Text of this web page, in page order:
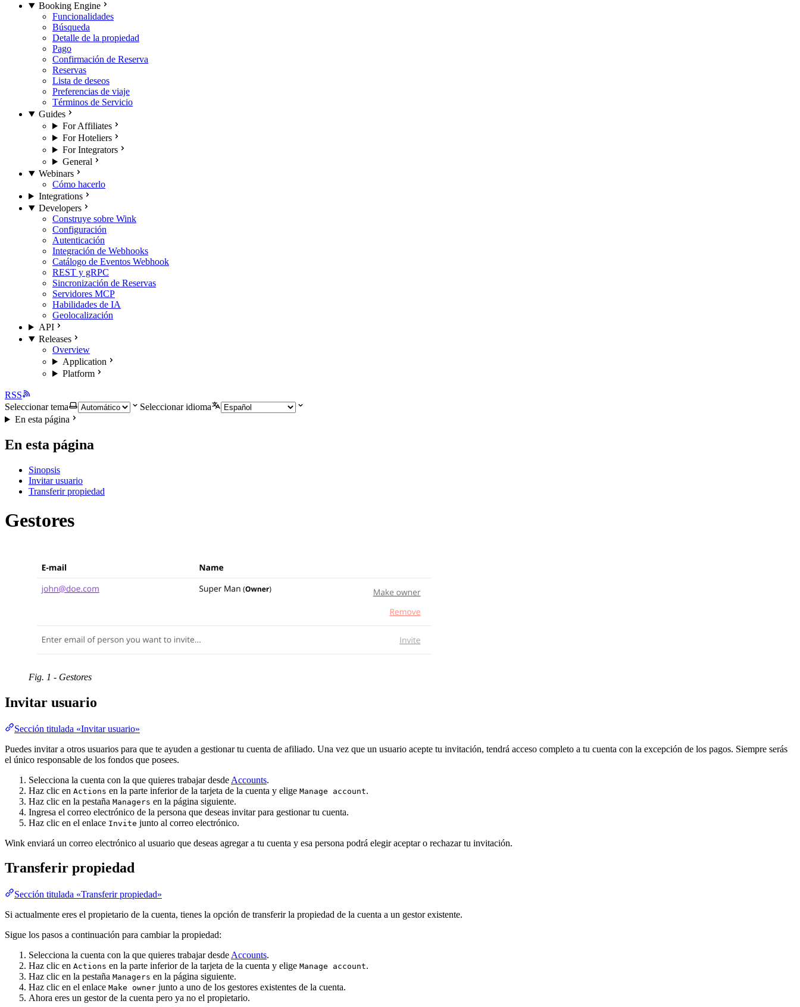
Booking Engine
Funcionalidades
Búsqueda
Detalle de la propiedad
Pago
Confirmación de Reserva
Reservas
Lista de deseos
Preferencias de viaje
Términos de Servicio
Guides
For Affiliates
For Hoteliers
For Integrators
General
Webinars
Cómo hacerlo
Integrations
Developers
Construye sobre Wink
Configuración
Autenticación
Integración de Webhooks
Catálogo de Eventos Webhook
REST y gRPC
Sincronización de Reservas
Servidores MCP
Habilidades de IA
Geolocalización
API
Releases
Overview
Application
Platform
RSS
Seleccionar tema
Seleccionar idioma
En esta página
En esta página
Sinopsis
Invitar usuario
Transferir propiedad
Gestores
Fig. 1 - Gestores
Invitar usuario
Sección titulada «Invitar usuario»
Puedes invitar a otros usuarios para que te ayuden a gestionar tu cuenta de afiliado. Una vez que un usuario acepte tu invitación, tendrá acceso completo a tu cuenta con la excepción de los pagos. Siempre serás
el único responsable de los fondos que posees.
Selecciona la cuenta con la que quieres trabajar desde Accounts.
Haz clic en Actions en la parte inferior de la tarjeta de la cuenta y elige Manage account.
Haz clic en la pestaña Managers en la página siguiente.
Ingresa el correo electrónico de la persona que deseas invitar para gestionar tu cuenta.
Haz clic en el enlace Invite junto al correo electrónico.
Wink enviará un correo electrónico al usuario que deseas agregar a tu cuenta y esa persona podrá elegir aceptar o rechazar tu invitación.
Transferir propiedad
Sección titulada «Transferir propiedad»
Si actualmente eres el propietario de la cuenta, tienes la opción de transferir la propiedad de la cuenta a un gestor existente.
Sigue los pasos a continuación para cambiar la propiedad:
Selecciona la cuenta con la que quieres trabajar desde Accounts.
Haz clic en Actions en la parte inferior de la tarjeta de la cuenta y elige Manage account.
Haz clic en la pestaña Managers en la página siguiente.
Haz clic en el enlace Make owner junto a uno de los gestores existentes de la cuenta.
Ahora eres un gestor de la cuenta pero ya no el propietario.